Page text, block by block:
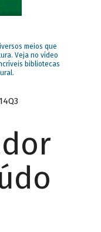
meios que
Veja no vídeo
bibliotecas